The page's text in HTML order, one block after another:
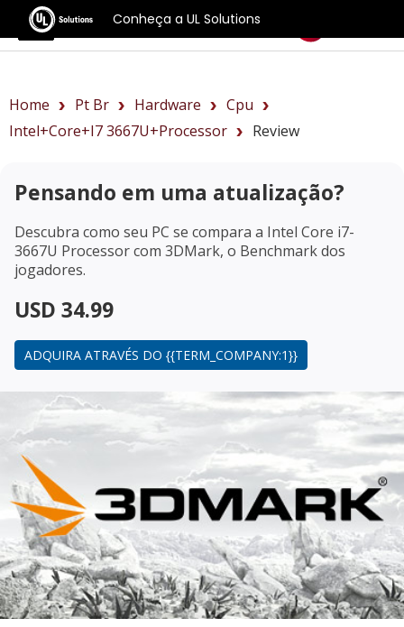
Conheça a UL Solutions
Benchmarks
Home Pt Br Hardware
Cpu
Intel+Core+i7 3667U+Processor
Review
Pensando em uma atualização?
Descubra como seu PC se compara a Intel Core i7-
3667U Processorcom 3DMark, o Benchmark dos
jogadores.
USD 34.99
ADQUIRA ATRAVÉS DO {{TERM_COMPANY:1}}